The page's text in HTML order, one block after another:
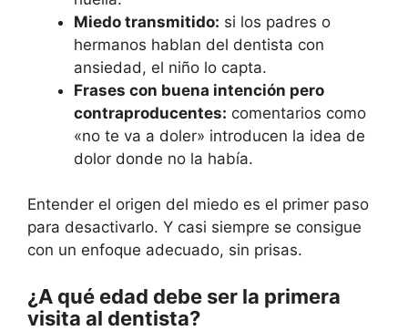
Miedo transmitido: si los padres o
hermanos hablan del dentista con
ansiedad, el niño lo capta.
Frases con buena intención pero
contraproducentes: comentarios como
«no te va a doler» introducen la idea de
dolor donde no la había.
Entender el origen del miedo es el primer paso
para desactivarlo. Y casi siempre se consigue
con un enfoque adecuado, sin prisas.
¿A qué edad debe ser la primera
visita al dentista?